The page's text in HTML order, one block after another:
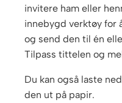
invitere ham eller
innebygd verktøy for
og send den til én
Tilpass tittelen og
Du kan også laste
den ut på papir.